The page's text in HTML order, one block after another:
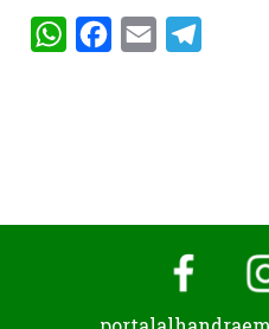
WhatsAppFacebook
Email